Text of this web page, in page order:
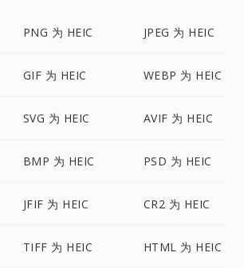
PNG 为 HEIC JPEG 为 HEIC
GIF 为 HEIC WEBP 为 HEIC
SVG 为 HEIC AVIF 为 HEIC
BMP 为 HEIC PSD 为 HEIC
JFIF 为 HEIC CR2 为 HEIC
TIFF 为 HEIC HTML 为 HEIC